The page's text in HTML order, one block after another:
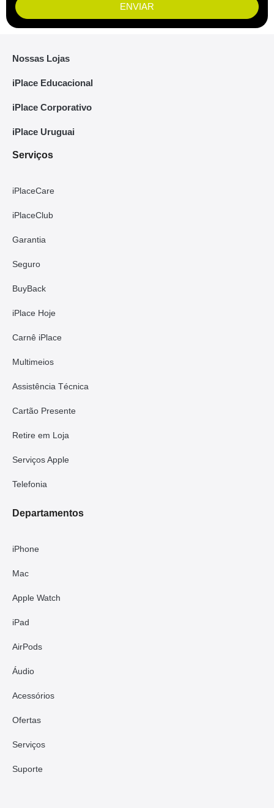
ENVIAR
Nossas Lojas
iPlace Educacional
iPlace Corporativo
iPlace Uruguai
Serviços
iPlaceCare
iPlaceClub
Garantia
Seguro
BuyBack
iPlace Hoje
Carnê iPlace
Multimeios
Assistência Técnica
Cartão Presente
Retire em Loja
Serviços Apple
Telefonia
Departamentos
iPhone
Mac
Apple Watch
iPad
AirPods
Áudio
Acessórios
Ofertas
Serviços
Suporte